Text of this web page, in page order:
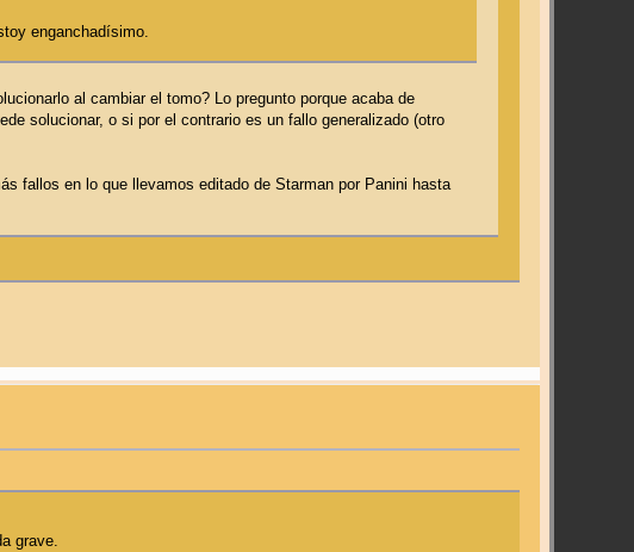
enganchadísimo.
al cambiar el tomo? Lo pregunto porque acaba de
solucionar, o si por el contrario es un fallo generalizado (otro
fallos en lo que llevamos editado de Starman por Panini hasta
grave.